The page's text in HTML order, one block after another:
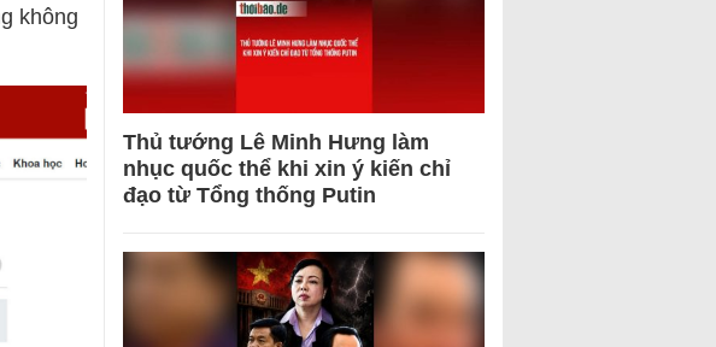
không
Thủ tướng Lê Minh Hưng làm
nhục quốc thể khi xin ý kiến chỉ
đạo từ Tổng thống Putin